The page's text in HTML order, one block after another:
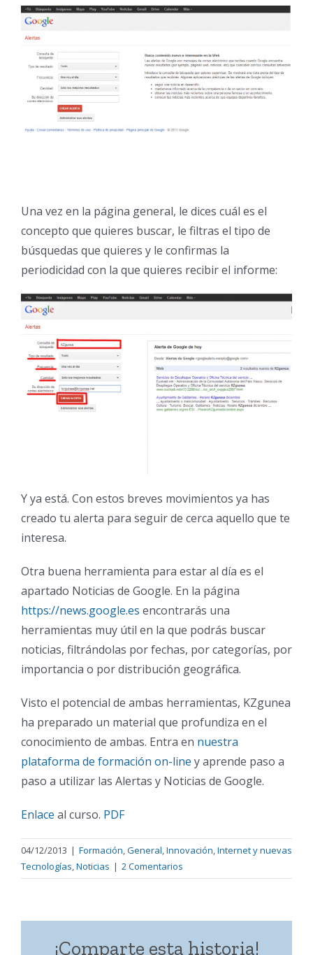
Una vez en la página general, le dices cuál es el
concepto que quieres buscar, le filtras el tipo de
búsquedas que quieres y le confirmas la
periodicidad con la que quieres recibir el informe:
Y ya está. Con estos breves movimientos ya has
creado tu alerta para seguir de cerca aquello que te
interesa.
Otra buena herramienta para estar al día es el
apartado Noticias de Google. En la página
https://news.google.es encontrarás una
herramientas muy útil en la que podrás buscar
noticias, filtrándolas por fechas, por categorías, por
importancia o por distribución geográfica.
Visto el potencial de ambas herramientas, KZgunea
ha preparado un material que profundiza en el
conocimiento de ambas. Entra en nuestra
plataforma de formación on-line y aprende paso a
paso a utilizar las Alertas y Noticias de Google.
Enlace al curso. PDF
04/12/2013 | Formación,General,Innovación,Internet y nuevas
Tecnologías,Noticias | 2 Comentarios
¡Comparte esta historia!